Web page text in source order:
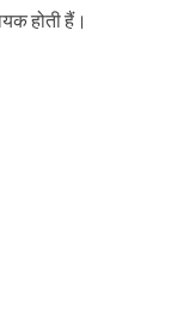
होती हैं।